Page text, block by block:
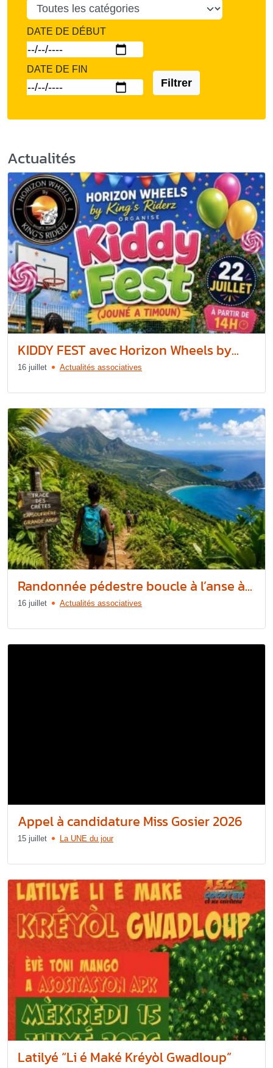
DATE DE DÉBUT
DATE DE FIN
Filtrer
Actualités
KIDDY FEST avec Horizon Wheels by...
16 juillet Actualités associatives
Randonnée pédestre boucle à l’anse à...
16 juillet Actualités associatives
Appel à candidature Miss Gosier 2026
15 juillet La UNE du jour
Latilyé “Li é Maké Kréyòl Gwadloup”